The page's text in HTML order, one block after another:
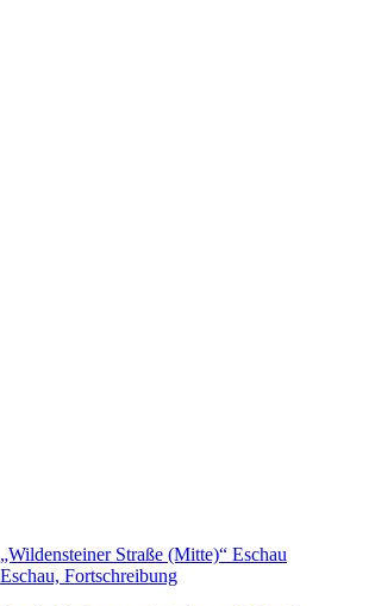
Straße (Mitte)“ Eschau
Fortschreibung